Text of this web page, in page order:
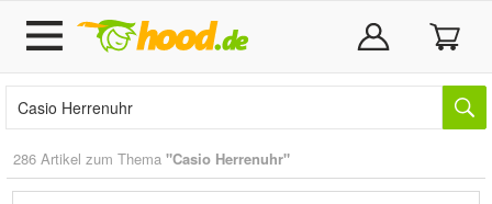
286 Artikel zum Thema "Casio Herrenuhr"